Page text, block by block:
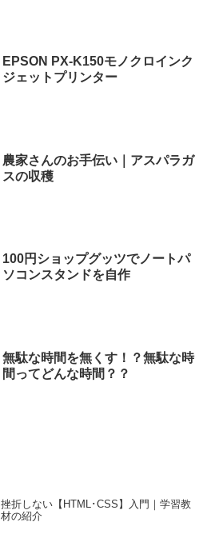
EPSON PX-K150モノクロインク
ジェットプリンター
農家さんのお手伝い｜アスパラガ
スの収穫
100円ショップグッツでノートパ
ソコンスタンドを自作
無駄な時間を無くす！？無駄な時
間ってどんな時間？？
挫折しない【HTML･CSS】入門｜学習教
材の紹介